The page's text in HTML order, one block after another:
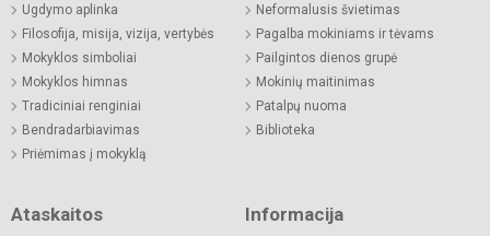
Ugdymo aplinka
Filosofija, misija, vizija, vertybės
Mokyklos simboliai
Mokyklos himnas
Tradiciniai renginiai
Bendradarbiavimas
Priėmimas į mokyklą
Neformalusis švietimas
Pagalba mokiniams ir tėvams
Pailgintos dienos grupė
Mokinių maitinimas
Patalpų nuoma
Biblioteka
Ataskaitos Informacija